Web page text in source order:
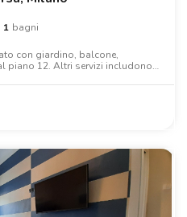
1 bagni
con giardino, balcone,
piano 12. Altri servizi includono